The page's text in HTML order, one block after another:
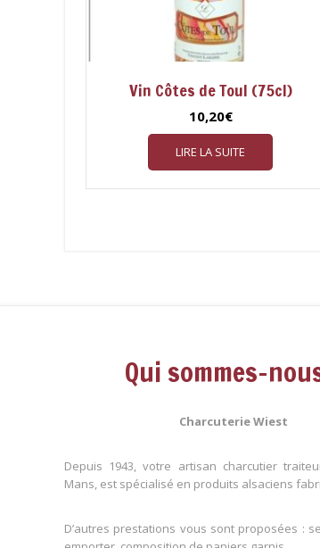
Vin Côtes de Toul (75cl)
10,20€
LIRE LA SUITE
Qui sommes-
Charcuterie Wiest
Depuis 1943, votre artisan charcutier
Mans, est spécialisé en produits alsaciens
D’autres prestations vous sont proposées :